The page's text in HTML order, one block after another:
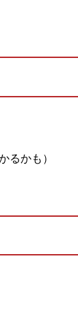
るかも）